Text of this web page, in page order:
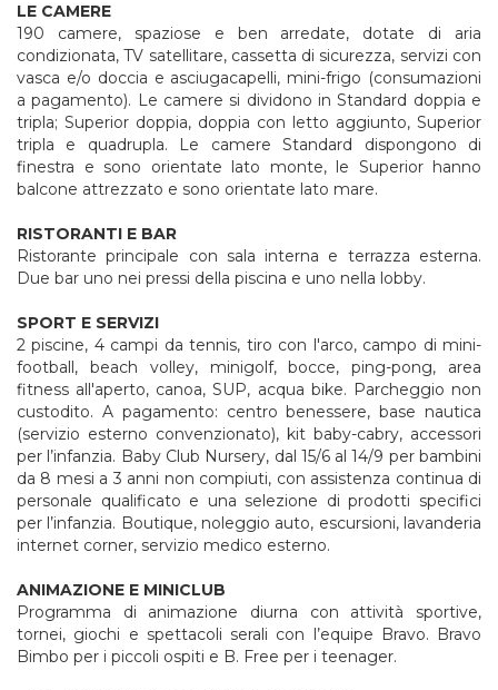
LE CAMERE
190 camere, spaziose e ben arredate, dotate di aria
condizionata, TV satellitare, cassetta di sicurezza, servizi con
vasca e/o doccia e asciugacapelli, mini-frigo (consumazioni
a pagamento). Le camere si dividono in Standard doppia e
tripla; Superior doppia, doppia con letto aggiunto, Superior
tripla e quadrupla. Le camere Standard dispongono di
finestra e sono orientate lato monte, le Superior hanno
balcone attrezzato e sono orientate lato mare.
RISTORANTI E BAR
Ristorante principale con sala interna e terrazza esterna.
Due bar uno nei pressi della piscina e uno nella lobby.
SPORT E SERVIZI
2 piscine, 4 campi da tennis, tiro con l'arco, campo di mini-
football, beach volley, minigolf, bocce, ping-pong, area
fitness all'aperto, canoa, SUP, acqua bike. Parcheggio non
custodito. A pagamento: centro benessere, base nautica
(servizio esterno convenzionato), kit baby-cabry, accessori
per l’infanzia. Baby Club Nursery, dal 15/6 al 14/9 per bambini
da 8 mesi a 3 anni non compiuti, con assistenza continua di
personale qualificato e una selezione di prodotti specifici
per l’infanzia. Boutique, noleggio auto, escursioni, lavanderia
internet corner, servizio medico esterno.
ANIMAZIONE E MINICLUB
Programma di animazione diurna con attività sportive,
tornei, giochi e spettacoli serali con l’equipe Bravo. Bravo
Bimbo per i piccoli ospiti e B. Free per i teenager.